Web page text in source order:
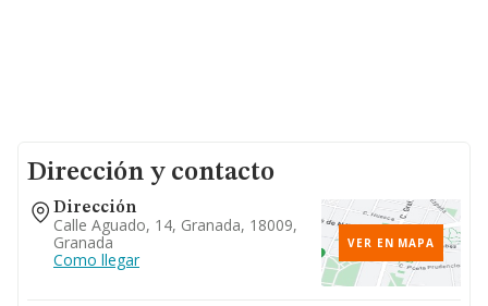
Dirección y contacto
Dirección
Calle Aguado, 14, Granada, 18009,
Granada
Como llegar
VER EN MAPA